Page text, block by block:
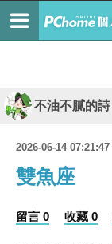
不油不膩的詩
2026-06-14 07:21:47
雙魚座
留言 0 收藏 0